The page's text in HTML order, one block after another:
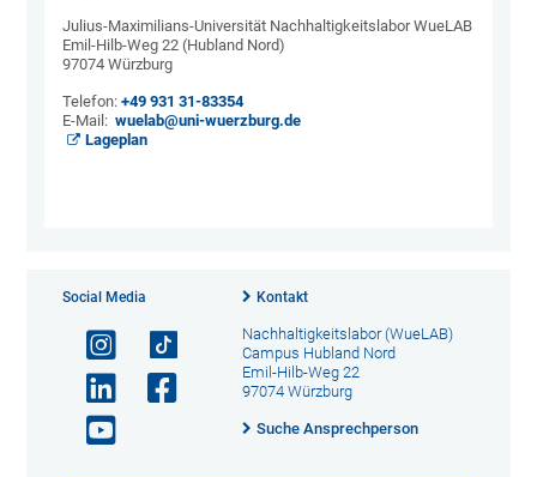
Julius-Maximilians-Universität Nachhaltigkeitslabor WueLAB
Emil-Hilb-Weg 22 (Hubland Nord)
97074 Würzburg
Telefon:+49 931 31-83354
E-Mail:wuelab@uni-wuerzburg.de
Lageplan
Social Media Kontakt
Nachhaltigkeitslabor (WueLAB)
Campus Hubland Nord
Emil-Hilb-Weg 22
97074 Würzburg
Suche Ansprechperson